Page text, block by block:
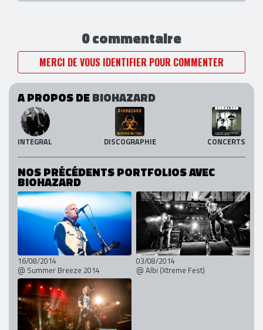
0 commentaire
MERCI DE VOUS IDENTIFIER POUR COMMENTER
A PROPOS DEBIOHAZARD
INTEGRAL DISCOGRAPHIE CONCERTS
NOS PRÉCÉDENTS PORTFOLIOS AVEC
BIOHAZARD
16/08/2014
@ Summer Breeze 2014
03/08/2014
@ Albi (Xtreme Fest)